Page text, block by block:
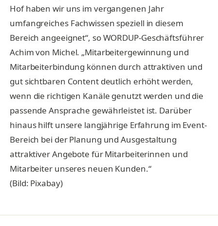
Hof haben wir uns im vergangenen Jahr
umfangreiches Fachwissen speziell in diesem
Bereich angeeignet“, so WORDUP-Geschäftsführer
Achim von Michel. „Mitarbeitergewinnung und
Mitarbeiterbindung können durch attraktiven und
gut sichtbaren Content deutlich erhöht werden,
wenn die richtigen Kanäle genutzt werden und die
passende Ansprache gewährleistet ist. Darüber
hinaus hilft unsere langjährige Erfahrung im Event-
Bereich bei der Planung und Ausgestaltung
attraktiver Angebote für Mitarbeiterinnen und
Mitarbeiter unseres neuen Kunden.“
(Bild: Pixabay)